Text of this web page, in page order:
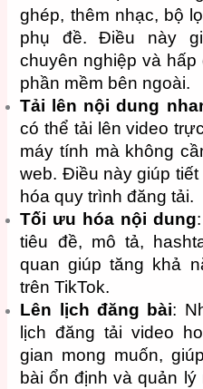
ghép, thêm nhạc, bộ
phụ đề. Điều này
chuyên nghiệp và
phần mềm bên ngoài.
Tải lên nội dung
có thể tải lên video
máy tính mà không
web. Điều này giúp
hóa quy trình đăng tải.
Tối ưu hóa nội dung
tiêu đề, mô tả,
quan giúp tăng khả
trên TikTok.
Lên lịch đăng bài:
lịch đăng tải video
gian mong muốn,
bài ổn định và quản